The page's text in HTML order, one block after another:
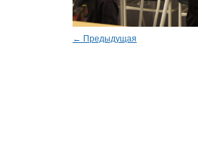
← Предыдущая